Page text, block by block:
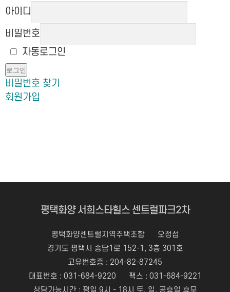
아이디
비밀번호
자동로그인
로그인
비밀번호 찾기
회원가입
평택화양 서희스타힐스 센트럴파크2차
평택화양센트럴지역주택조합
오정섭
경기도 평택시 송담1로 152-1, 3층 301호
고유번호증 : 204-82-87245
대표번호 : 031-684-9220
팩스 : 031-684-9221
상담가능시간 : 평일 9시 - 18시 토, 일, 공휴일 휴무